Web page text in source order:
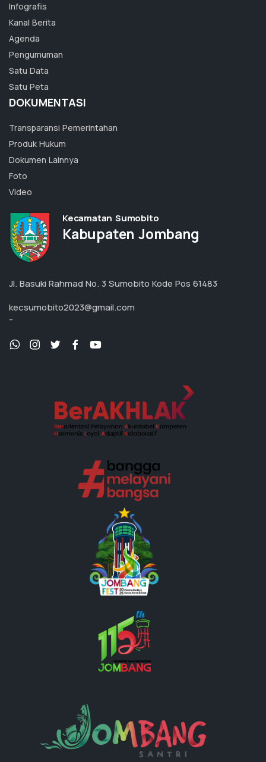
Infografis
Kanal Berita
Agenda
Pengumuman
Satu Data
Satu Peta
DOKUMENTASI
Transparansi Pemerintahan
Produk Hukum
Dokumen Lainnya
Foto
Video
Kecamatan Sumobito
Kabupaten Jombang
Jl. Basuki Rahmad No. 3 Sumobito Kode Pos 61483
kecsumobito2023@gmail.com
-